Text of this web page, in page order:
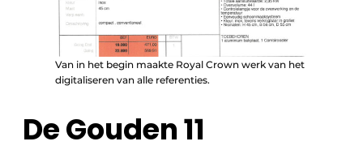
Van in het begin maakte Royal Crown werk van het
digitaliseren van alle referenties.
De Gouden 11